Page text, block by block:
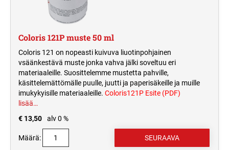
Coloris 121P muste 50 ml
Coloris 121 on nopeasti kuivuva liuotinpohjainen
vsäänkestävä muste jonka vahva jälki soveltuu eri
materiaaleille. Suosittelemme mustetta pahville,
käsittelemättömälle puulle, juutti ja paperisäkeille ja muille
imukykyisille materiaaleille. Coloris121P Esite (PDF)
lisää…
€ 13,50
alv 0 %
Määrä: